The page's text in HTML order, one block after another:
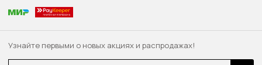
Узнайте первыми о новых акциях и распродажах!